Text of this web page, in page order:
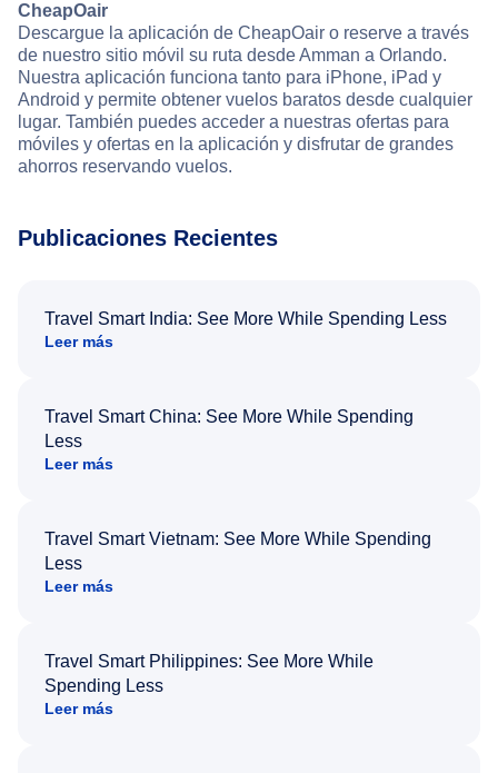
CheapOair
Descargue la aplicación de CheapOair o reserve a través
de nuestro sitio móvil su ruta desde Amman a Orlando.
Nuestra aplicación funciona tanto para iPhone, iPad y
Android y permite obtener vuelos baratos desde cualquier
lugar. También puedes acceder a nuestras ofertas para
móviles y ofertas en la aplicación y disfrutar de grandes
ahorros reservando vuelos.
Publicaciones Recientes
Travel Smart India: See More While Spending Less
Leer más
Travel Smart China: See More While Spending
Less
Leer más
Travel Smart Vietnam: See More While Spending
Less
Leer más
Travel Smart Philippines: See More While
Spending Less
Leer más